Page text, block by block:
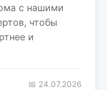
с нашими
чтобы
и
📅 24.07.2026